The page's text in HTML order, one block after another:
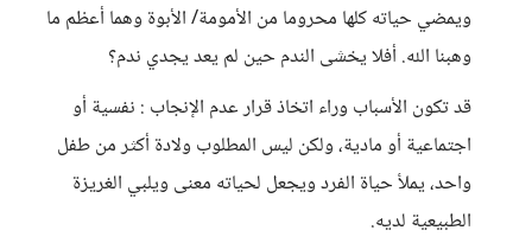
ويمضي حياته كلها محروما من الأمومة/ الأبوة وهما أعظم ما
وهبنا الله. أفلا يخشى الندم حين لم يعد يجدي ندم؟
قد تكون الأسباب وراء اتخاذ قرار عدم الإنجاب : نفسية أو
اجتماعية أو مادية، ولكن ليس المطلوب ولادة أكثر من طفل
واحد، يملأ حياة الفرد ويجعل لحياته معنى ويلبي الغريزة
الطبيعية لديه.